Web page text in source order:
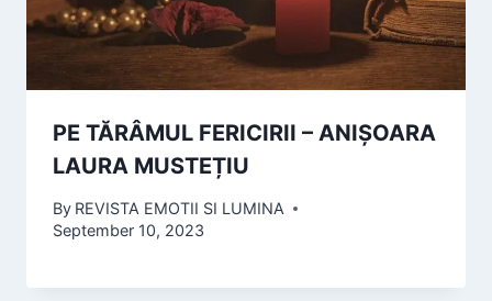
PE TĂRÂMUL FERICIRII – ANIȘOARA
LAURA MUSTEȚIU
By REVISTA EMOTII SI LUMINA
September 10, 2023